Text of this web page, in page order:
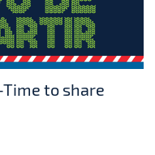
to share